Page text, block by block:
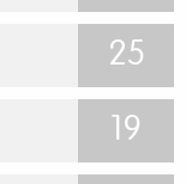
25
19